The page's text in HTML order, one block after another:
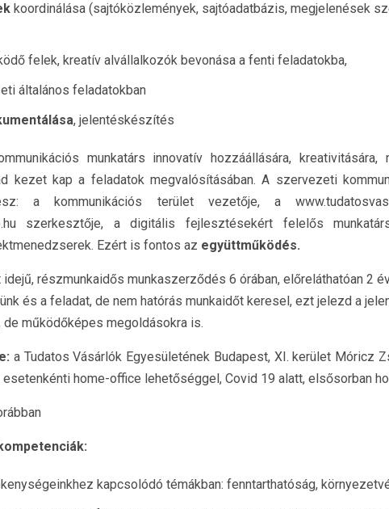
koordinálása (sajtóközlemények, sajtóadatbázis, megjelenések
felek, kreatív alvállalkozók bevonása a fenti feladatokba,
általános feladatokban
, jelentéskészítés
munkatárs innovatív hozzáállására, kreativitására,
kezet kap a feladatok megvalósításában. A szervezeti
a kommunikációs terület vezetője, a
szerkesztője, a digitális fejlesztésekért felelős
Ezért is fontos az együttműködés.
idejű, részmunkaidős munkaszerződés 6 órában, előreláthatóan 2
és a feladat, de nem hatórás munkaidőt keresel, ezt jelezd a
de működőképes megoldásokra is.
a Tudatos Vásárlók Egyesületének Budapest, XI. kerület Móricz
esetenkénti home-office lehetőséggel, Covid 19 alatt, elsősorban
kapcsolódó témákban: fenntarthatóság,